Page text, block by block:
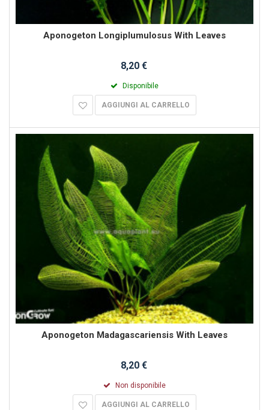
Aponogeton Longiplumulosus With Leaves
8,20 €
Disponibile
AGGIUNGI AL CARRELLO
Aponogeton Madagascariensis With Leaves
8,20 €
Non disponibile
AGGIUNGI AL CARRELLO